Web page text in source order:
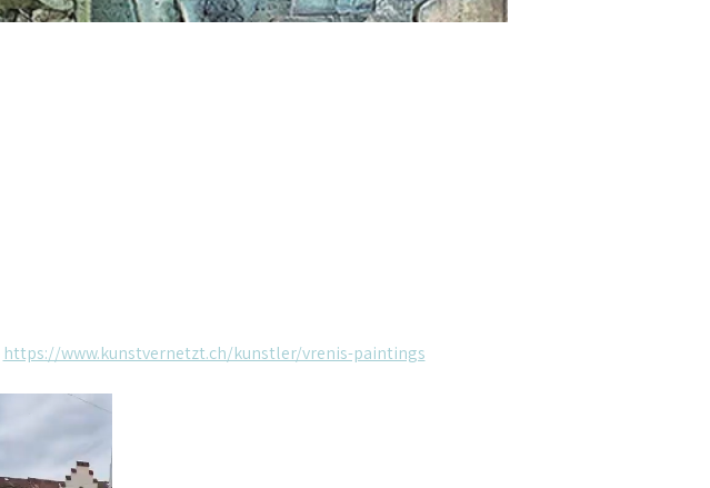
https://www.kunstvernetzt.ch/kunstler/vrenis-paintings